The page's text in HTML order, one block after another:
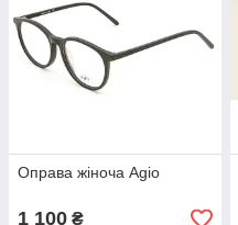
Оправа жіноча Agio
1 100 ₴